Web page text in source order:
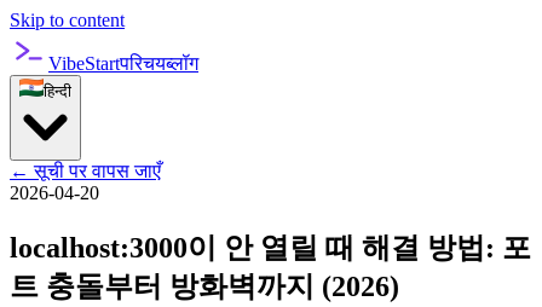
Skip to content
VibeStartपरिचयब्लॉग
हिन्दी
←सूची पर वापस जाएँ
2026-04-20
localhost:3000이 안 열릴 때 해결 방법: 포
트 충돌부터 방화벽까지 (2026)